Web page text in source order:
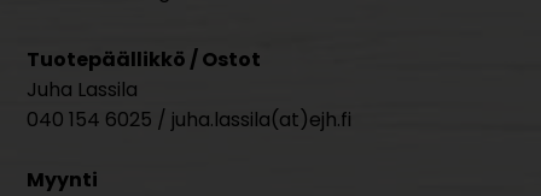
Tuotepäällikkö / Ostot
Juha Lassila
040 154 6025 / juha.lassila(at)ejh.fi
Myynti